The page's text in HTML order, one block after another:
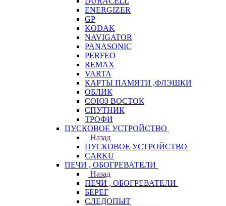
ENERGIZER
GP
KODAK
NAVIGATOR
PANASONIC
PERFEO
REMAX
VARTA
КАРТЫ ПАМЯТИ ,ФЛЭШКИ
ОБЛИК
СОЮЗ ВОСТОК
СПУТНИК
ТРОФИ
ПУСКОВОЕ УСТРОЙСТВО
Назад
ПУСКОВОЕ УСТРОЙСТВО
CARKU
ПЕЧИ , ОБОГРЕВАТЕЛИ
Назад
ПЕЧИ , ОБОГРЕВАТЕЛИ
БЕРЕГ
СЛЕДОПЫТ